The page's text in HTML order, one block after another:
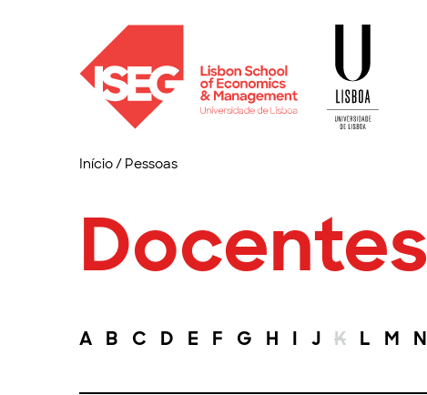
Início/ Pessoas
Docentes
A B C D E F G H I J K L M N